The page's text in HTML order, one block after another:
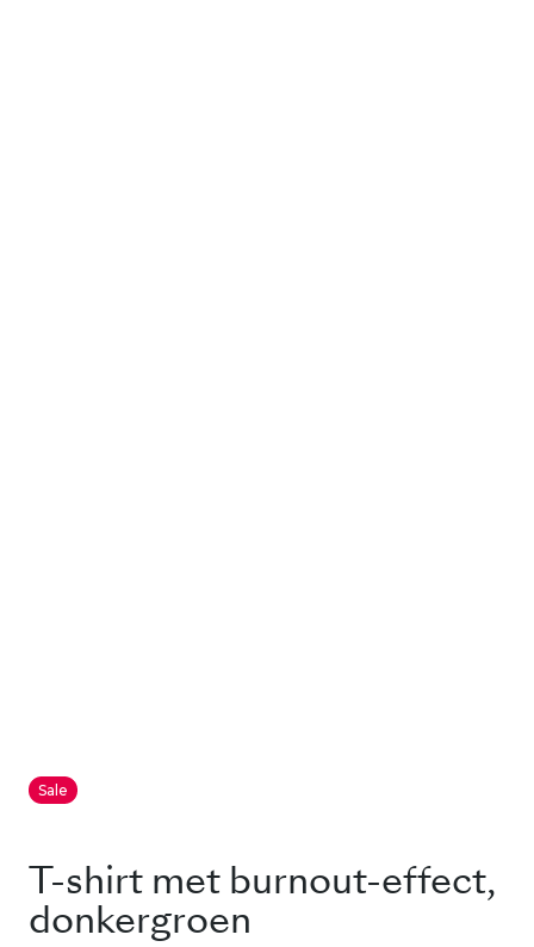
Sale
T-shirt met burnout-effect,
donkergroen